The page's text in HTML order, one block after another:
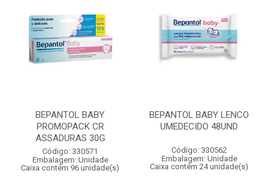
BEPANTOL BABY
PROMOPACK CR
ASSADURAS 30G
Código: 330571
Embalagem: Unidade
Caixa contém 96 unidade(s)
BEPANTOL BABY LENCO
UMEDECIDO 48UND
Código: 330562
Embalagem: Unidade
Caixa contém 24 unidade(s)